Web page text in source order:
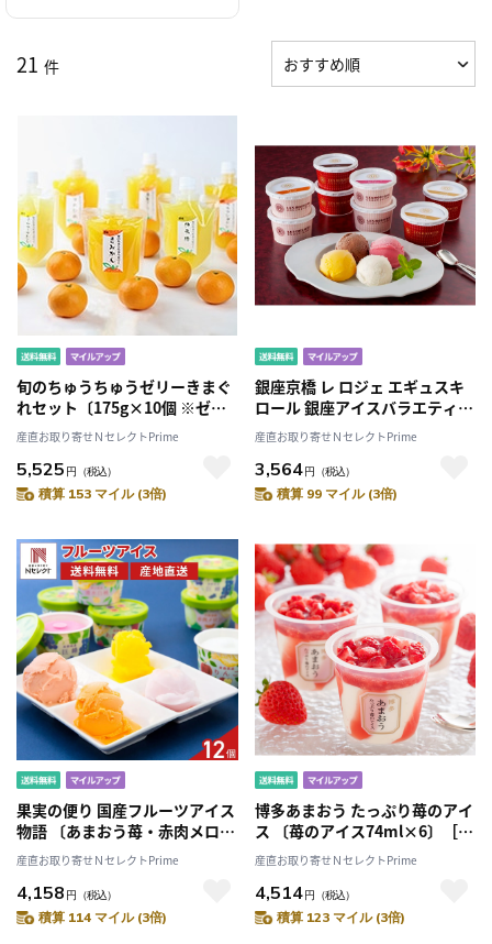
21 件
旬のちゅうちゅうゼリーきまぐ
れセット〔175g×10個 ※ゼリ
ー銘柄はおまかせ〕
産直お取り寄せＮセレクトPrime
5,525 円 （税込）
積算 153 マイル (3倍)
銀座京橋 レ ロジェ エギュスキ
ロール 銀座アイスバラエティ
〔バニラ・チョコ・マンゴー・
フランボワーズ各74ml×各2(計
8)〕［沖縄・離島 お届け不可］
産直お取り寄せＮセレクトPrime
3,564円 （税込）
積算 99 マイル (3倍)
果実の便り 国産フルーツアイス
物語 〔あまおう苺・赤肉メロ
ン・白桃・りんご・巨峰・みか
ん各70ml×各2〕［離島 お届け
不可］
産直お取り寄せＮセレクトPrime
4,158 円 （税込）
積算 114 マイル (3倍)
博多あまおう たっぷり苺のアイ
ス 〔苺のアイス74ml×6〕［沖
縄・離島 お届け不可］
産直お取り寄せＮセレクトPrime
4,514円 （税込）
積算 123 マイル (3倍)